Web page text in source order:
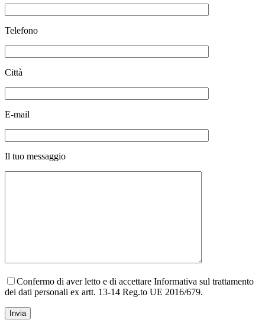
Telefono
Città
E-mail
Il tuo messaggio
Confermo di aver letto e di accettare Informativa sul trattamento
dei dati personali ex artt. 13-14 Reg.to UE 2016/679.